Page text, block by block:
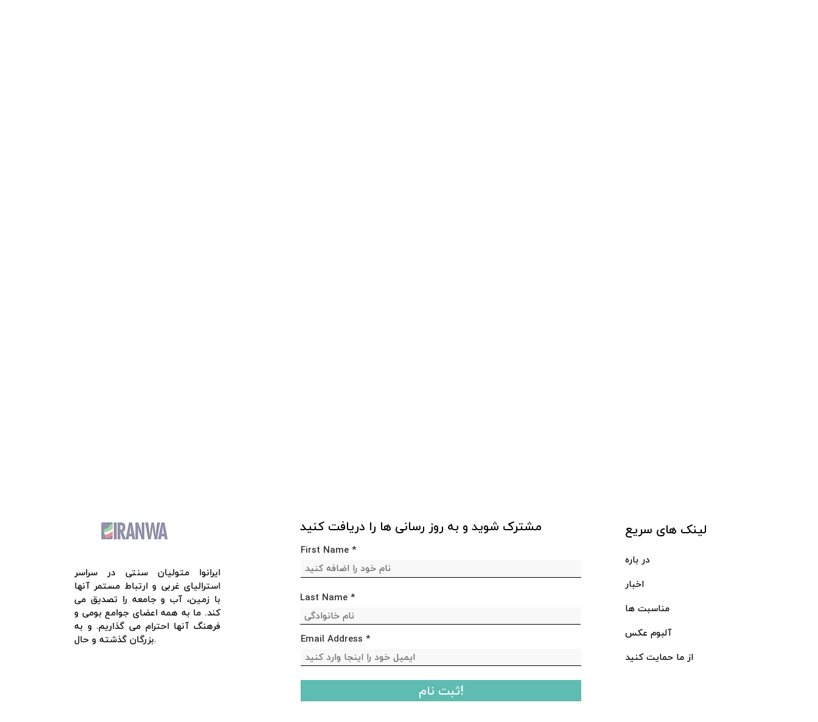
ایرانوا متولیان سنتی در سراسر
استرالیای غربی و ارتباط مستمر آنها
با زمین، آب و جامعه را تصدیق می
کند. ما به همه اعضای جوامع بومی و
فرهنگ آنها احترام می گذاریم. و به
بزرگان گذشته و حال.
مشترک شوید و به روز رسانی ها را دریافت کنید
First Name
Last Name
Email Address
ثبت نام!
لینک های سریع
در باره
اخبار
مناسبت ها
آلبوم عکس
از ما حمایت کنید